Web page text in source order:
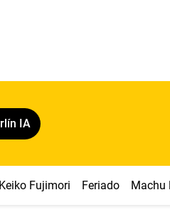
IA
Keiko Fujimori Feriado Machu